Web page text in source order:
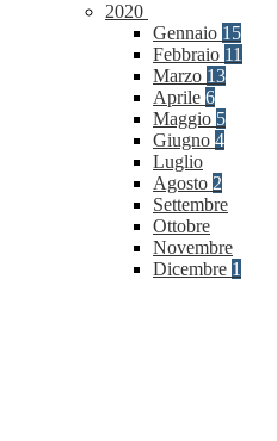
2020
Gennaio 15
Febbraio 11
Marzo 13
Aprile 6
Maggio 5
Giugno 4
Luglio
Agosto 2
Settembre
Ottobre
Novembre
Dicembre 1